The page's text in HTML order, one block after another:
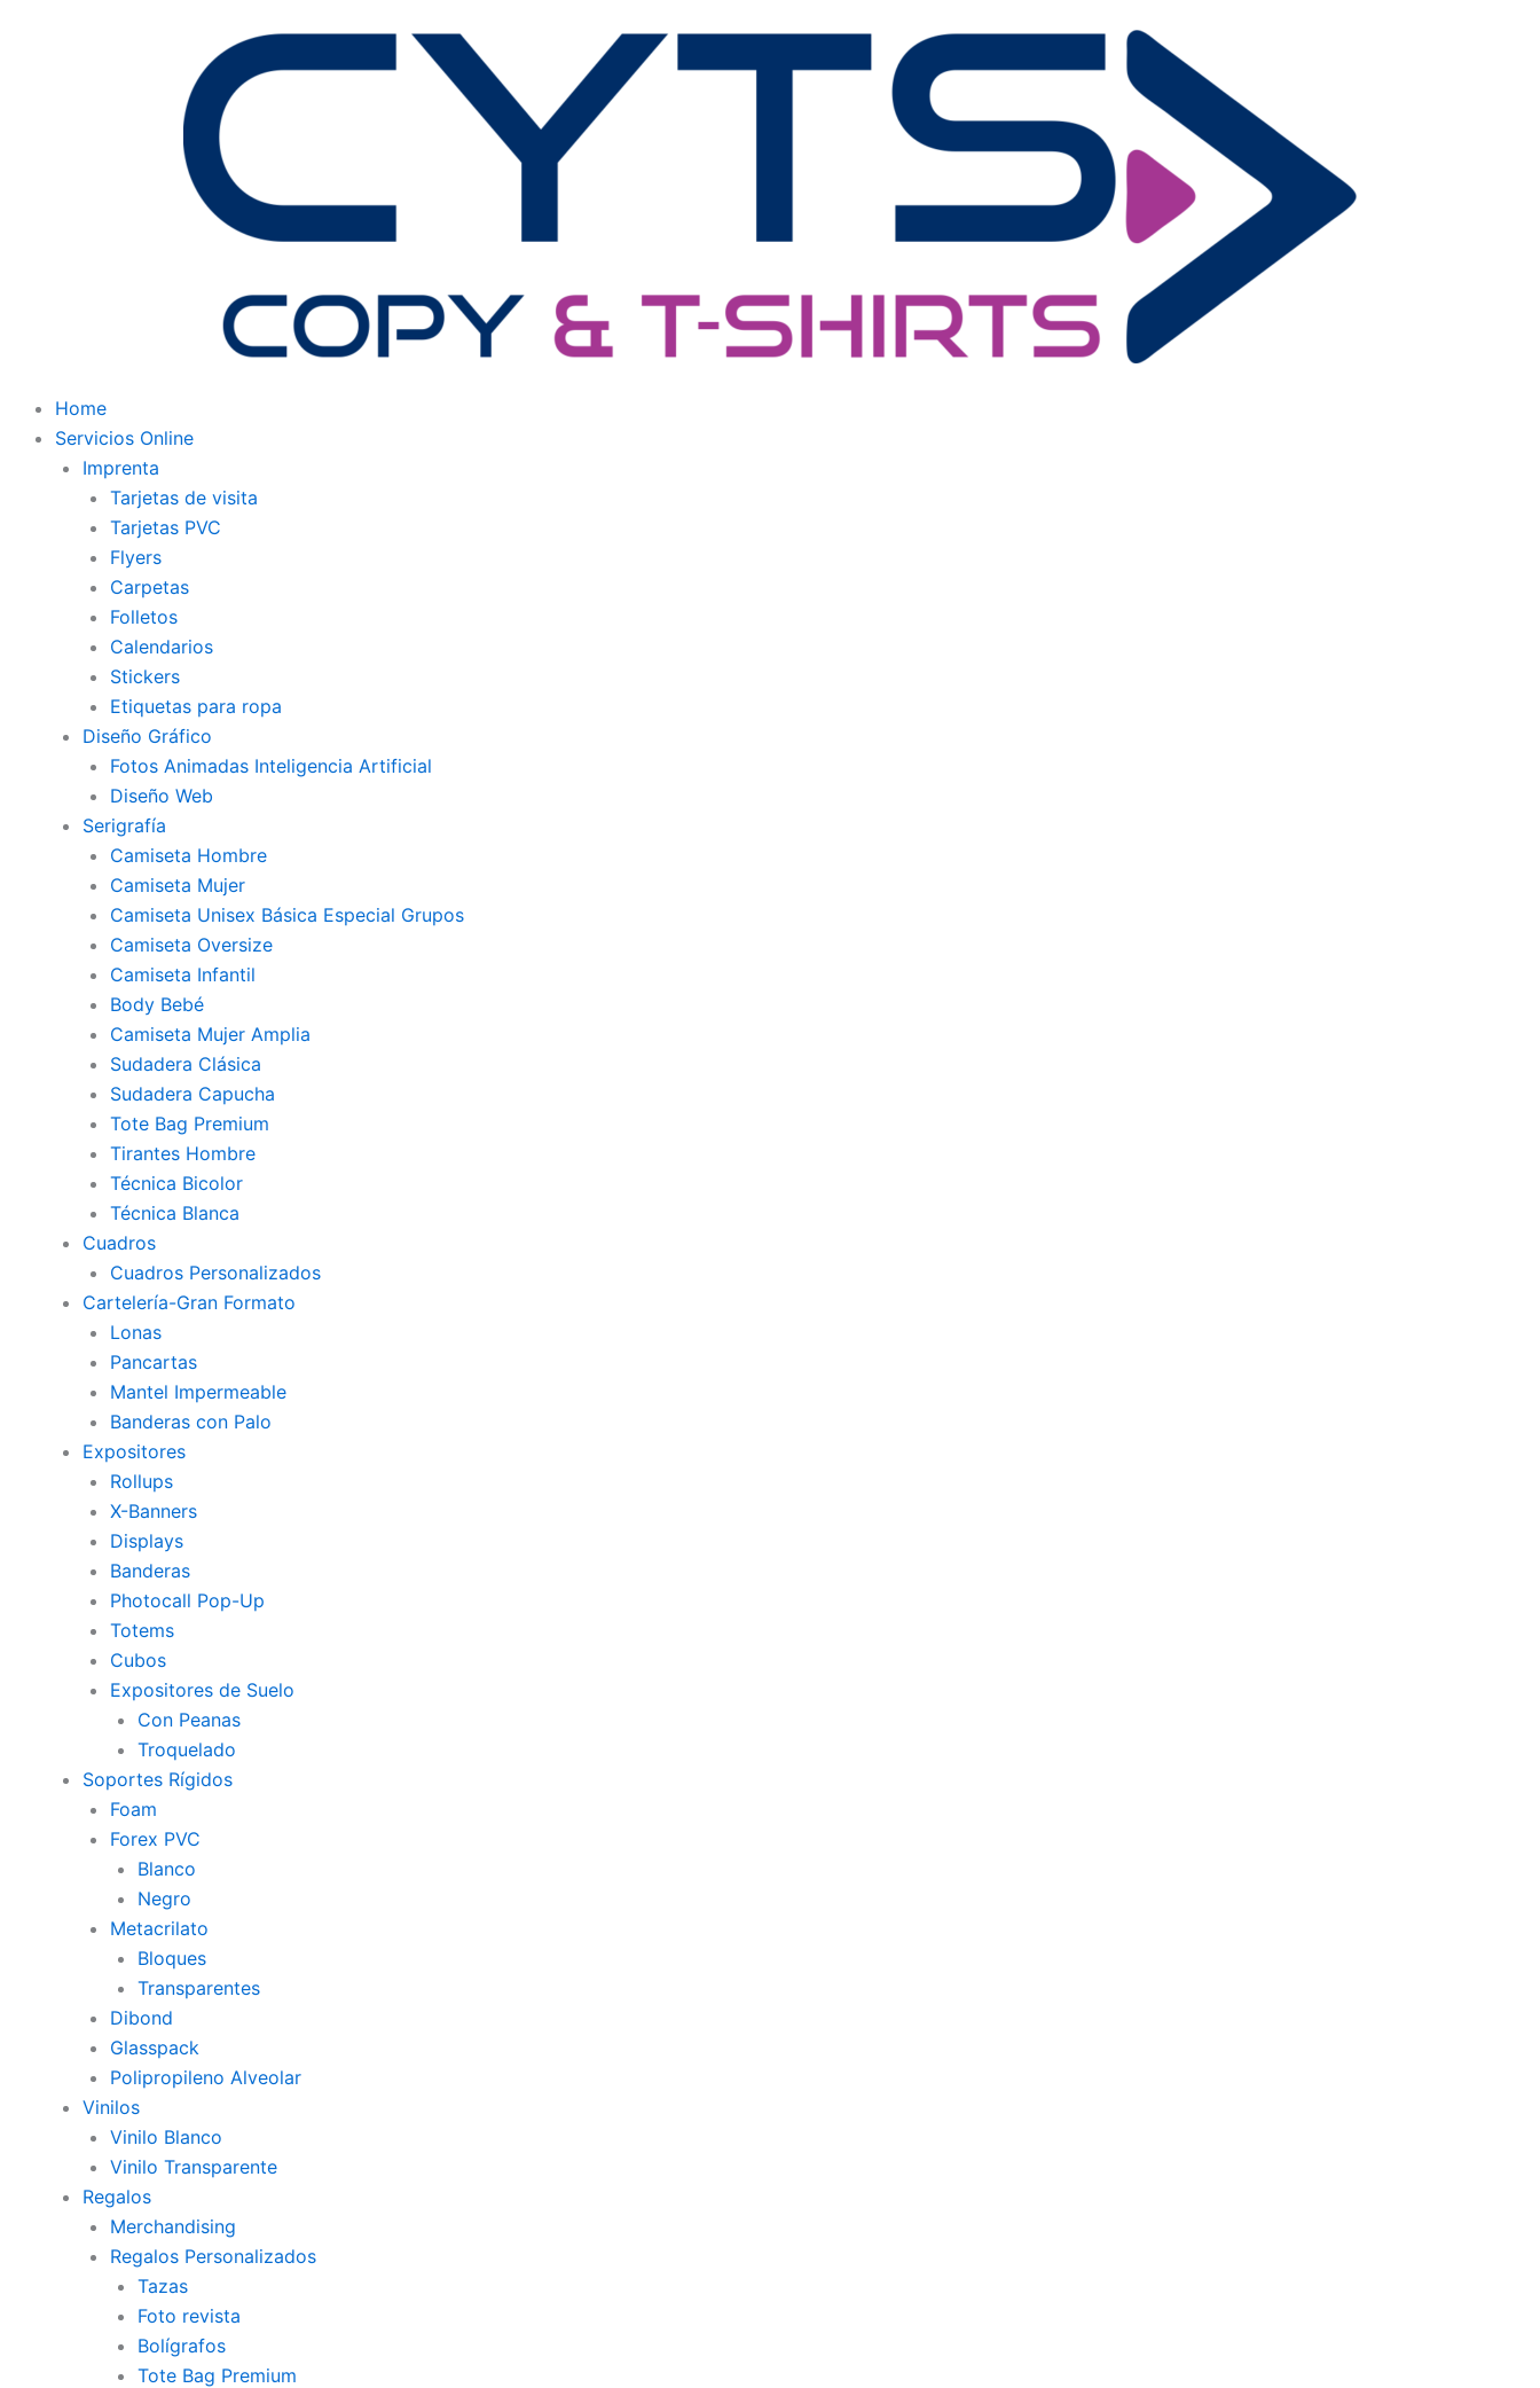
Home
Servicios Online
Imprenta
Tarjetas de visita
Tarjetas PVC
Flyers
Carpetas
Folletos
Calendarios
Stickers
Etiquetas para ropa
Diseño Gráfico
Fotos Animadas Inteligencia Artificial
Diseño Web
Serigrafía
Camiseta Hombre
Camiseta Mujer
Camiseta Unisex Básica Especial Grupos
Camiseta Oversize
Camiseta Infantil
Body Bebé
Camiseta Mujer Amplia
Sudadera Clásica
Sudadera Capucha
Tote Bag Premium
Tirantes Hombre
Técnica Bicolor
Técnica Blanca
Cuadros
Cuadros Personalizados
Cartelería-Gran Formato
Lonas
Pancartas
Mantel Impermeable
Banderas con Palo
Expositores
Rollups
X-Banners
Displays
Banderas
Photocall Pop-Up
Totems
Cubos
Expositores de Suelo
Con Peanas
Troquelado
Soportes Rígidos
Foam
Forex PVC
Blanco
Negro
Metacrilato
Bloques
Transparentes
Dibond
Glasspack
Polipropileno Alveolar
Vinilos
Vinilo Blanco
Vinilo Transparente
Regalos
Merchandising
Regalos Personalizados
Tazas
Foto revista
Bolígrafos
Tote Bag Premium